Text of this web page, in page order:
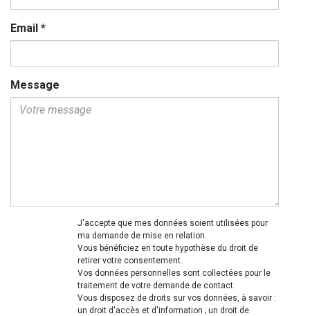
Email *
Message
J'accepte que mes données soient utilisées pour
ma demande de mise en relation.
Vous bénéficiez en toute hypothèse du droit de
retirer votre consentement.
Vos données personnelles sont collectées pour le
traitement de votre demande de contact.
Vous disposez de droits sur vos données, à savoir :
un droit d'accès et d'information ; un droit de